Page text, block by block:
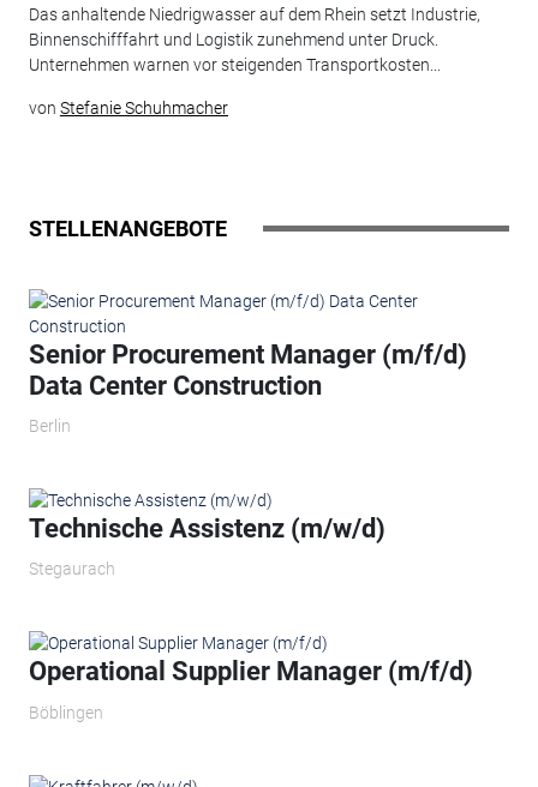
Das anhaltende Niedrigwasser auf dem Rhein setzt Industrie,
Binnenschifffahrt und Logistik zunehmend unter Druck.
Unternehmen warnen vor steigenden Transportkosten...
von Stefanie Schuhmacher
STELLENANGEBOTE
Senior Procurement Manager (m/f/d)
Data Center Construction
Berlin
Technische Assistenz (m/w/d)
Stegaurach
Operational Supplier Manager​ (m/f/d)
Böblingen